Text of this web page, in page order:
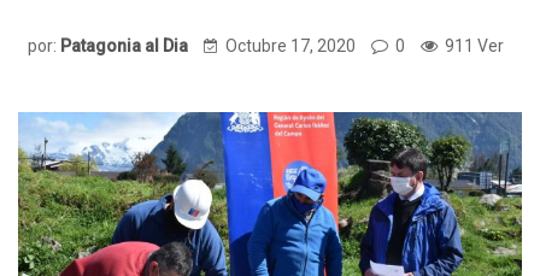
por: Patagonia al Dia Octubre 17, 2020 0 911 Ver